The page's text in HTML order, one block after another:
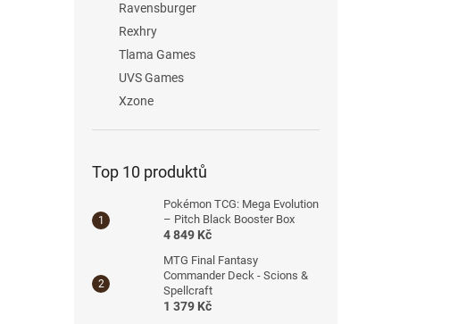
Ravensburger
Rexhry
Tlama Games
UVS Games
Xzone
Top 10 produktů
Pokémon TCG: Mega Evolution
– Pitch Black Booster Box
4 849 Kč
MTG Final Fantasy
Commander Deck - Scions &
Spellcraft
1 379 Kč